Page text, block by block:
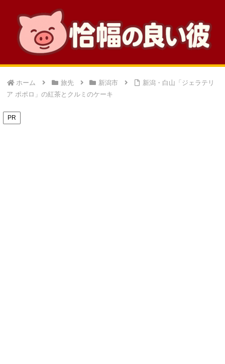
ホーム 旅先 新潟市
新潟・白山「ジェラテリ
ア ポポロ」の紅茶とクルミのケーキ
PR